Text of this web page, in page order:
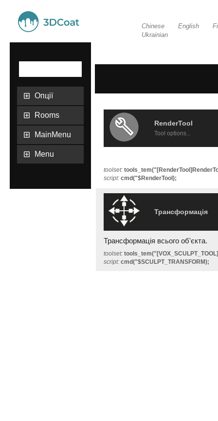
Опції
Rooms
MainMenu
Menu
Chinese English
Ukrainian
RenderTool
Tool options...
toolset:
script: cmd("$RenderTool);
Трансформація
Трансформація всього об'єкта.
toolset:
script: cmd("$SCULPT_TRANSFORM);